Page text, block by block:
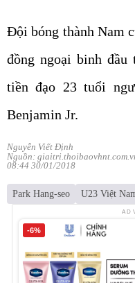
Đội bóng thành Nam
đồng ngoại binh
tiền đạo 23 tuổi
Benjamin Jr.
Nguyễn Viết Định
Nguồn:
08:44 30/01/2018
Park Hang-seo U23 Việt
-6%